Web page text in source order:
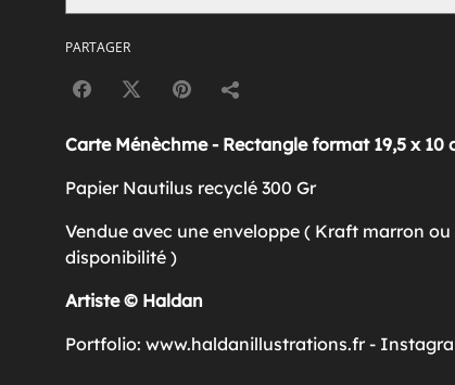
PARTAGER
Carte Ménèchme - Rectangle format 19,5 x 10
Papier Nautilus recyclé 300 Gr
Vendue avec une enveloppe ( Kraft marron
disponibilité )
Artiste © Haldan
Portfolio: www.haldanillustrations.fr -